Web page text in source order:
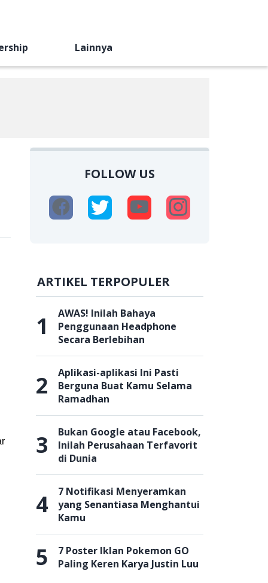
Lainnya
FOLLOW US
ARTIKEL TERPOPULER
1
AWAS! Inilah Bahaya
Penggunaan Headphone
Secara Berlebihan
2
Aplikasi-aplikasi Ini Pasti
Berguna Buat Kamu Selama
Ramadhan
3
Bukan Google atau Facebook,
Inilah Perusahaan Terfavorit
di Dunia
4
7 Notifikasi Menyeramkan
yang Senantiasa Menghantui
Kamu
5
7 Poster Iklan Pokemon GO
Paling Keren Karya Justin Luu